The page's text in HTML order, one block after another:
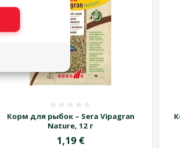
Корм для рыбок – Sera Vipagran
Nature, 12 г
Цена
1,19 €